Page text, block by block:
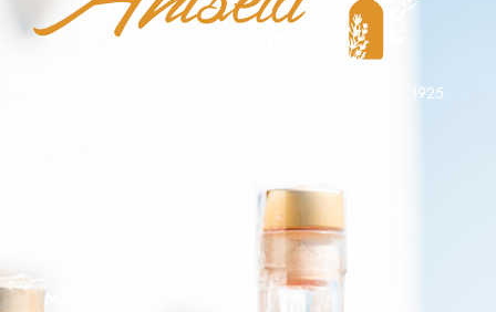
Empresa familiar de tradición licorera fundada en el año 1925.
MENÚ